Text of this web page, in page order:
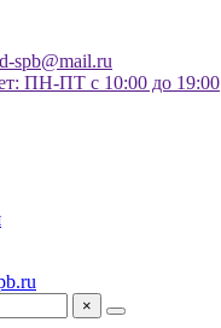
spb@mail.ru
ПН-ПТ с 10:00 до 19:00
×